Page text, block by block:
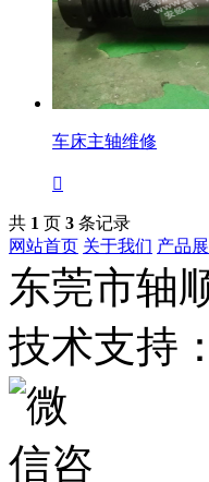
车床主轴维修

共 1 页 3 条记录
网站首页 关于我们 产品
东莞市轴
技术支持：